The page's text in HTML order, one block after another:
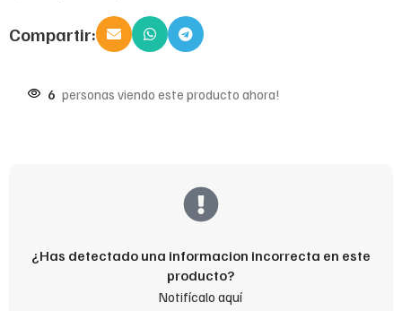
Compartir:
6 personas viendo este producto ahora!
¿Has detectado una informacion incorrecta en este
producto?
Notifícalo aquí